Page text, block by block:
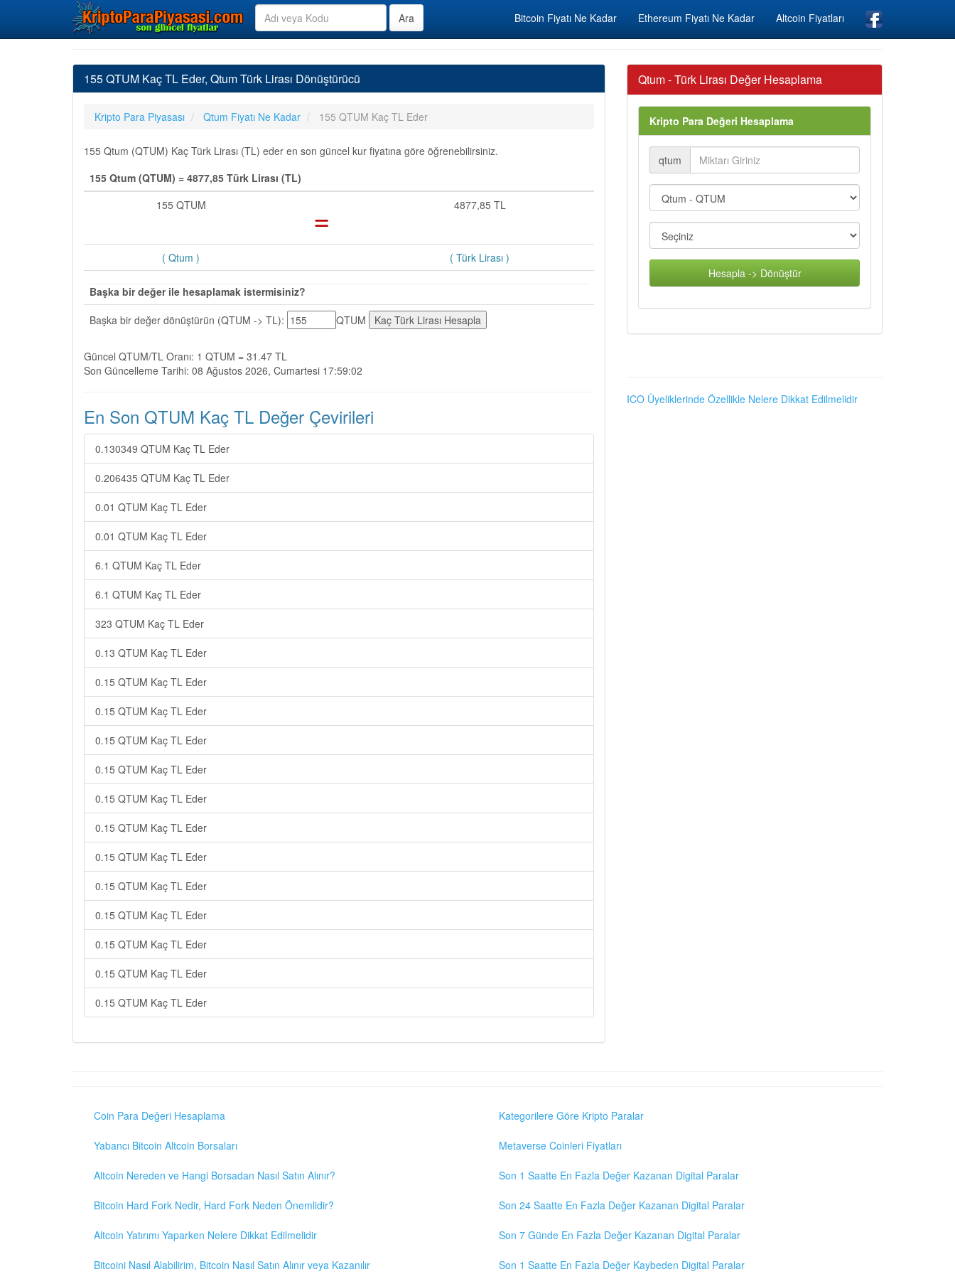
Bitcoin Fiyatı Ne Kadar Ethereum Fiyatı Ne Kadar Altcoin Fiyatları
155 QTUM Kaç TL Eder, Qtum Türk Lirası Dönüştürücü
Kripto Para Piyasası Qtum Fiyatı Ne Kadar 155 QTUM Kaç TL Eder
155 Qtum (QTUM) Kaç Türk Lirası (TL) eder en son güncel kur fiyatına göre öğrenebilirsiniz.
155 Qtum (QTUM) = 4877,85 Türk Lirası (TL)
155 QTUM
= 4877,85 TL
( Qtum ) ( Türk Lirası )
Başka bir değer ile hesaplamak istermisiniz?
Başka bir değer dönüştürün (QTUM -> TL):
QTUM
Güncel QTUM/TL Oranı: 1 QTUM = 31.47 TL
Son Güncelleme Tarihi: 08 Ağustos 2026, Cumartesi 17:59:02
En Son QTUM Kaç TL Değer Çevirileri
0.130349 QTUM Kaç TL Eder
0.206435 QTUM Kaç TL Eder
0.01 QTUM Kaç TL Eder
0.01 QTUM Kaç TL Eder
6.1 QTUM Kaç TL Eder
6.1 QTUM Kaç TL Eder
323 QTUM Kaç TL Eder
0.13 QTUM Kaç TL Eder
0.15 QTUM Kaç TL Eder
0.15 QTUM Kaç TL Eder
0.15 QTUM Kaç TL Eder
0.15 QTUM Kaç TL Eder
0.15 QTUM Kaç TL Eder
0.15 QTUM Kaç TL Eder
0.15 QTUM Kaç TL Eder
0.15 QTUM Kaç TL Eder
0.15 QTUM Kaç TL Eder
0.15 QTUM Kaç TL Eder
0.15 QTUM Kaç TL Eder
0.15 QTUM Kaç TL Eder
Qtum - Türk Lirası Değer Hesaplama
Kripto Para Değeri Hesaplama
qtum
Hesapla -> Dönüştür
ICO Üyeliklerinde Özellikle Nelere Dikkat Edilmelidir
Coin Para Değeri Hesaplama
Yabancı Bitcoin Altcoin Borsaları
Altcoin Nereden ve Hangi Borsadan Nasıl Satın Alınır?
Bitcoin Hard Fork Nedir, Hard Fork Neden Önemlidir?
Altcoin Yatırımı Yaparken Nelere Dikkat Edilmelidir
Bitcoini Nasıl Alabilirim, Bitcoin Nasıl Satın Alınır veya Kazanılır
Kategorilere Göre Kripto Paralar
Metaverse Coinleri Fiyatları
Son 1 Saatte En Fazla Değer Kazanan Digital Paralar
Son 24 Saatte En Fazla Değer Kazanan Digital Paralar
Son 7 Günde En Fazla Değer Kazanan Digital Paralar
Son 1 Saatte En Fazla Değer Kaybeden Digital Paralar